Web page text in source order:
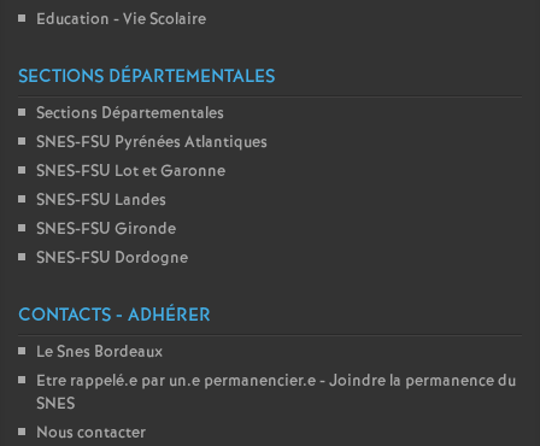
Education - Vie Scolaire
SECTIONS DÉPARTEMENTALES
Sections Départementales
SNES-FSU Pyrénées Atlantiques
SNES-FSU Lot et Garonne
SNES-FSU Landes
SNES-FSU Gironde
SNES-FSU Dordogne
CONTACTS - ADHÉRER
Le Snes Bordeaux
Etre rappelé.e par un.e permanencier.e - Joindre la permanence du
SNES
Nous contacter